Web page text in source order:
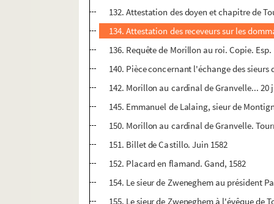
132. Attestation des doyen et chapitre de
134. Attestation des receveurs sur les
136. Requête de Morillon au roi. Copie. Esp.
140. Pièce concernant l'échange des
142. Morillon au cardinal de Granvelle... 20
145. Emmanuel de Lalaing, sieur de
150. Morillon au cardinal de Granvelle.
151. Billet de Castillo. Juin 1582
152. Placard en flamand. Gand, 1582
154. Le sieur de Zweneghem au président
155. Le sieur de Zweneghem à l'évêque de